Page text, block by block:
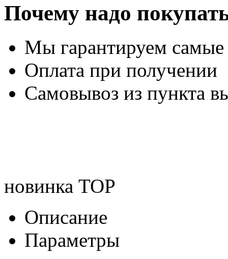
Почему надо
Мы гарантируем
Оплата при получении
Самовывоз из пункта
новинка TOP
Описание
Параметры